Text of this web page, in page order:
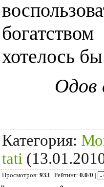
хотелось
Одов
Категория:
tati
Просмотров: 933 | Рейтинг: 0.0/0 |